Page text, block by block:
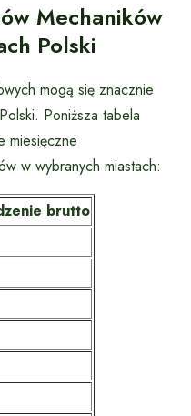
Mechaników
Polski
mogą się znacznie
Poniższa tabela
miesięczne
w wybranych miastach:
brutto